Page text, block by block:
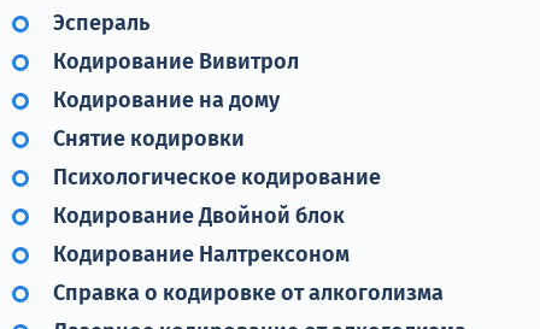
Эспераль
Кодирование Вивитрол
Кодирование на дому
Снятие кодировки
Психологическое кодирование
Кодирование Двойной блок
Кодирование Налтрексоном
Справка о кодировке от алкоголизма